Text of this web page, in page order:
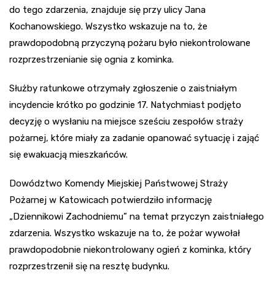
do tego zdarzenia, znajduje się przy ulicy Jana
Kochanowskiego. Wszystko wskazuje na to, że
prawdopodobną przyczyną pożaru było niekontrolowane
rozprzestrzenianie się ognia z kominka.
Służby ratunkowe otrzymały zgłoszenie o zaistniałym
incydencie krótko po godzinie 17. Natychmiast podjęto
decyzję o wysłaniu na miejsce sześciu zespołów straży
pożarnej, które miały za zadanie opanować sytuację i zająć
się ewakuacją mieszkańców.
Dowództwo Komendy Miejskiej Państwowej Straży
Pożarnej w Katowicach potwierdziło informację
„Dziennikowi Zachodniemu” na temat przyczyn zaistniałego
zdarzenia. Wszystko wskazuje na to, że pożar wywołał
prawdopodobnie niekontrolowany ogień z kominka, który
rozprzestrzenił się na resztę budynku.